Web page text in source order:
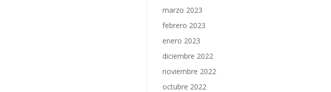
marzo 2023
febrero 2023
enero 2023
diciembre 2022
noviembre 2022
octubre 2022